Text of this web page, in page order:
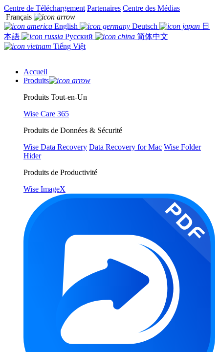
Centre de Téléchargement Partenaires Centre des Médias
Français
English
Deutsch
日
本語
Русский
简体中文
Tiếng Việt
Accueil
Produits
Produits Tout-en-Un
Wise Care 365
Produits de Données & Sécurité
Wise Data Recovery Data Recovery for Mac Wise Folder
Hider
Produits de Productivité
Wise ImageX